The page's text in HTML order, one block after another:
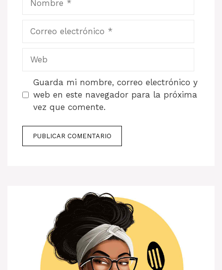
electrónico
Guarda mi nombre, correo electrónico y
web en este navegador para la próxima
vez que comente.